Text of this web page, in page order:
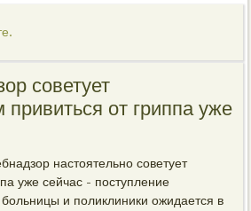
советует
от гриппа уже
настоятельно советует
уже сейчас - поступление
и поликлиники ожидается в